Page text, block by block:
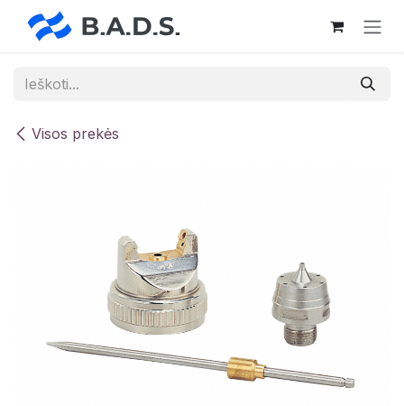
Skip to Content
Visos prekės